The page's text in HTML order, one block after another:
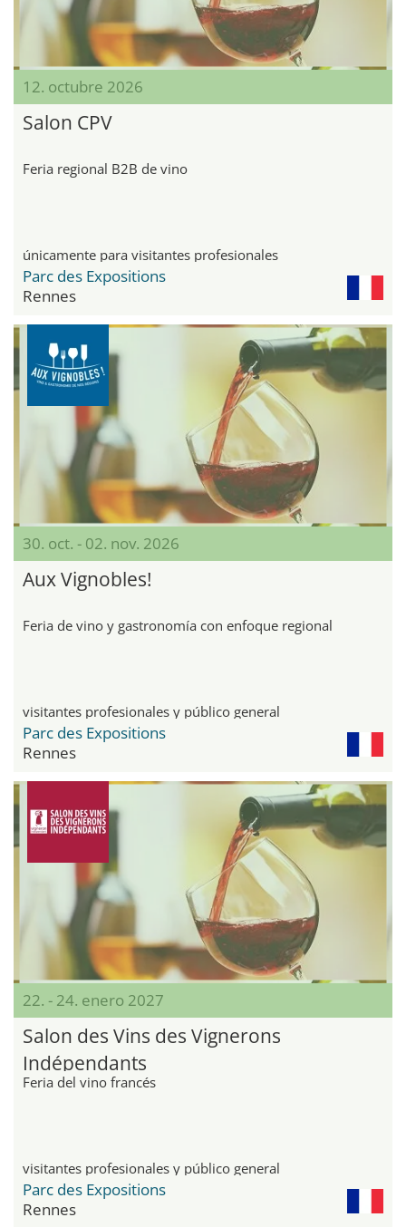
12. octubre 2026
Salon CPV
Feria regional B2B de vino
únicamente para visitantes profesionales
Parc des Expositions
Rennes
30. oct. - 02. nov. 2026
Aux Vignobles!
Feria de vino y gastronomía con enfoque regional
visitantes profesionales y público general
Parc des Expositions
Rennes
22. - 24. enero 2027
Salon des Vins des Vignerons
Indépendants
Feria del vino francés
visitantes profesionales y público general
Parc des Expositions
Rennes